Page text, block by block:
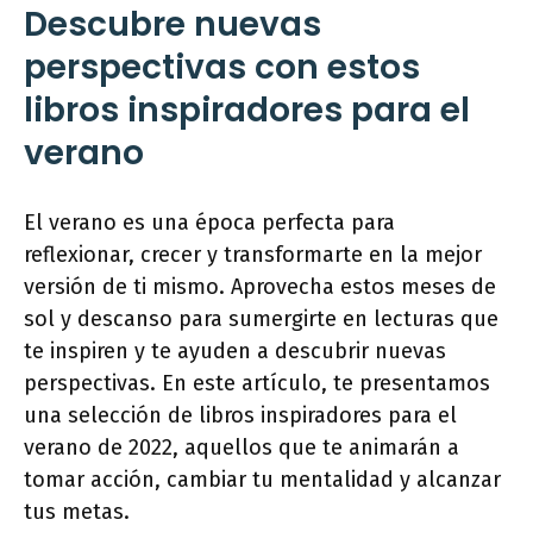
Descubre nuevas
perspectivas con estos
libros inspiradores para el
verano
El verano es una época perfecta para
reflexionar, crecer y transformarte en la mejor
versión de ti mismo. Aprovecha estos meses de
sol y descanso para sumergirte en lecturas que
te inspiren y te ayuden a descubrir nuevas
perspectivas. En este artículo, te presentamos
una selección de libros inspiradores para el
verano de 2022, aquellos que te animarán a
tomar acción, cambiar tu mentalidad y alcanzar
tus metas.